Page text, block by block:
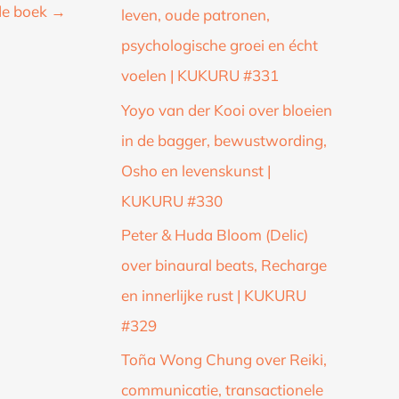
boek →
leven, oude patronen,
psychologische groei en écht
voelen | KUKURU #331
Yoyo van der Kooi over bloeien
in de bagger, bewustwording,
Osho en levenskunst |
KUKURU #330
Peter & Huda Bloom (Delic)
over binaural beats, Recharge
en innerlijke rust | KUKURU
#329
Toña Wong Chung over Reiki,
communicatie, transactionele